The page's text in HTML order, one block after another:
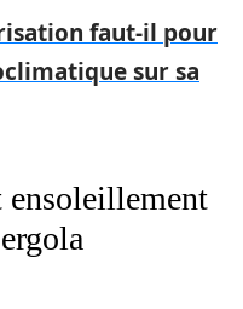
faut-il pour
sur sa
ensoleillement